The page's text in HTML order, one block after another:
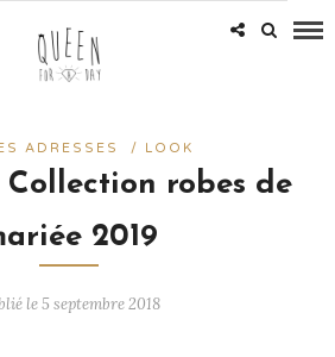
ADRESSES / LOOK
Collection robes de
2019
le 5 septembre 2018